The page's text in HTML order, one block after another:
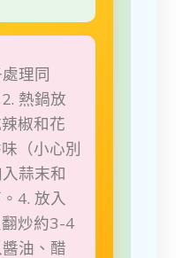
理同
熱鍋放
椒和花
（小心別
蒜末和
4. 放入
炒約3-4
油、醋